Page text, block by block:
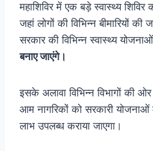
महाशिविर में एक बड़े स्वास्थ्य
जहां लोगों की विभिन्न बीमारियों
सरकार की विभिन्न स्वास्थ्य
बनाए जाएंगे।
इसके अलावा विभिन्न विभागों की
आम नागरिकों को सरकारी
लाभ उपलब्ध कराया जाएगा।